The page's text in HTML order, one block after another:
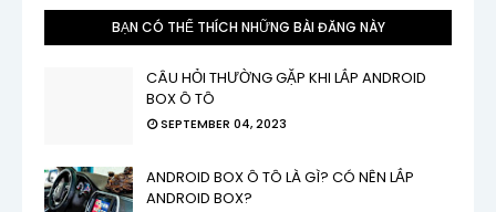
BẠN CÓ THỂ THÍCH NHỮNG BÀI ĐĂNG NÀY
CÂU HỎI THƯỜNG GẶP KHI LẮP ANDROID
BOX Ô TÔ
SEPTEMBER 04, 2023
ANDROID BOX Ô TÔ LÀ GÌ? CÓ NÊN LẮP
ANDROID BOX?